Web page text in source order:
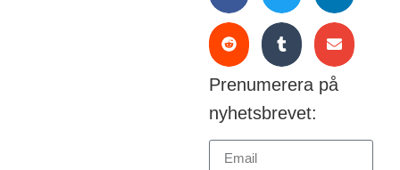
Prenumerera på
nyhetsbrevet: